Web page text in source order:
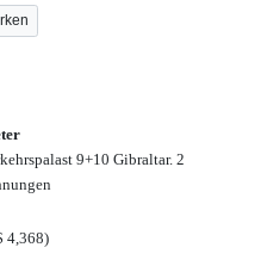
9+10 Gibraltar. 2
4,368)